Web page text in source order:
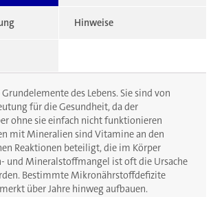
Hinweise
des Lebens. Sie sind von
für die Gesundheit, da der
ohne sie einfach nicht funktionieren
mit Mineralien sind Vitamine an den
Reaktionen beteiligt, die im Körper
und Mineralstoffmangel ist oft die Ursache
Bestimmte Mikronährstoffdefizite
über Jahre hinweg aufbauen.